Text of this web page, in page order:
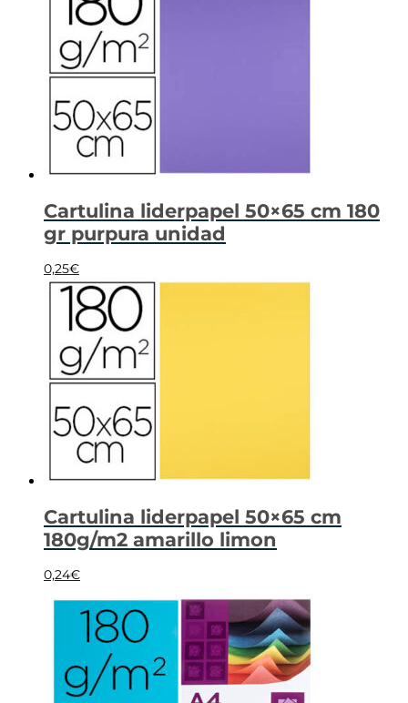
Cartulina liderpapel 50×65 cm 180
gr purpura unidad
0,25€
Cartulina liderpapel 50×65 cm
180g/m2 amarillo limon
0,24€